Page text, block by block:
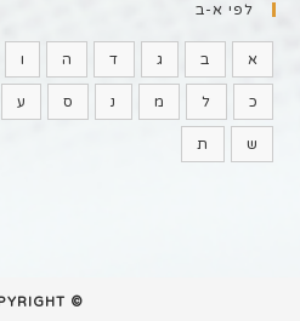
לפי א-ב
א ב ג ד ה ו
כ ל מ נ ס ע
ש ת
© COPYRIGHT